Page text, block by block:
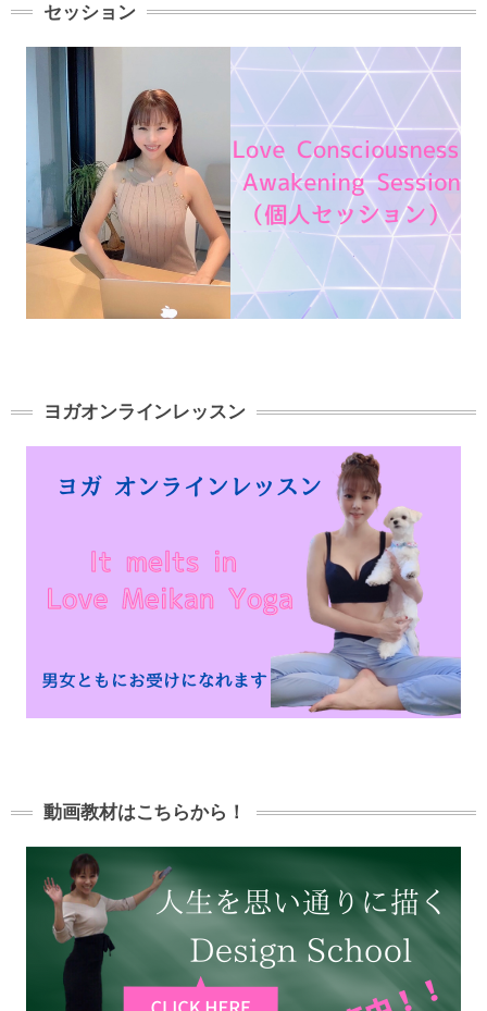
セッション
ヨガオンラインレッスン
動画教材はこちらから！